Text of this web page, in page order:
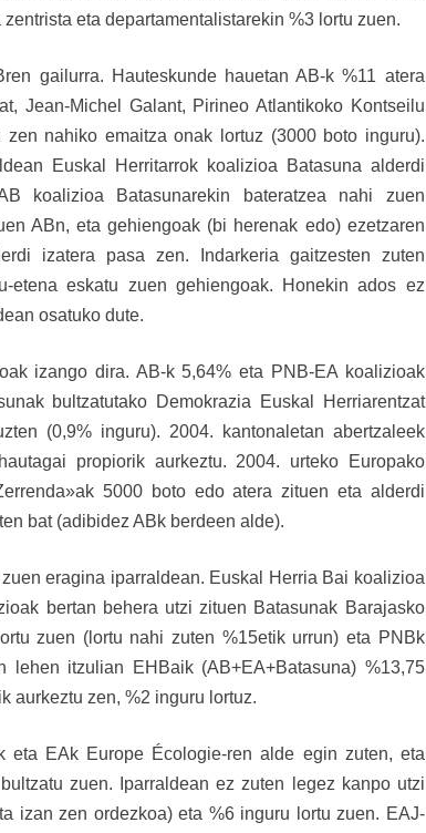
eta departamentalistarekin %3 lortu zuen.
gailurra. Hauteskunde hauetan AB-k %11 atera
Jean-Michel Galant, Pirineo Atlantikoko Kontseilu
nahiko emaitza onak lortuz (3000 boto inguru).
Euskal Herritarrok koalizioa Batasuna alderdi
koalizioa Batasunarekin bateratzea nahi zuen
ABn, eta gehiengoak (bi herenak edo) ezetzaren
izatera pasa zen. Indarkeria gaitzesten zuten
etena eskatu zuen gehiengoak. Honekin ados ez
osatuko dute.
izango dira. AB-k 5,64% eta PNB-EA koalizioak
bultzatutako Demokrazia Euskal Herriarentzat
(0,9% inguru). 2004. kantonaletan abertzaleek
propiorik aurkeztu. 2004. urteko Europako
5000 boto edo atera zituen eta alderdi
bat (adibidez ABk berdeen alde).
eragina iparraldean. Euskal Herria Bai koalizioa
bertan behera utzi zituen Batasunak Barajasko
zuen (lortu nahi zuten %15etik urrun) eta PNBk
lehen itzulian EHBaik (AB+EA+Batasuna) %13,75
aurkeztu zen, %2 inguru lortuz.
eta EAk Europe Écologie-ren alde egin zuten, eta
zuen. Iparraldean ez zuten legez kanpo utzi
izan zen ordezkoa) eta %6 inguru lortu zuen. EAJ-